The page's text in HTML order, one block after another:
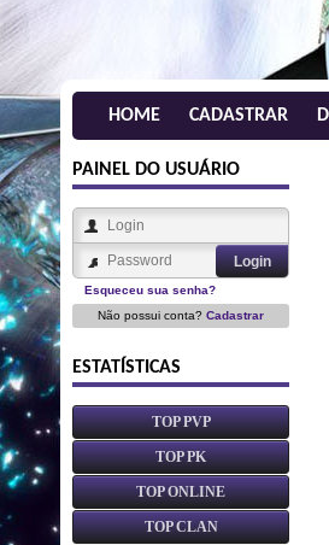
HOME CADASTRAR
PAINEL DO USUÁRIO
Esqueceu sua senha?
Não possui conta? Cadastrar
ESTATÍSTICAS
TOP PVP
TOP PK
TOP ONLINE
TOP CLAN